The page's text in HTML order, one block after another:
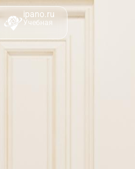
ipano.ru
Учебная